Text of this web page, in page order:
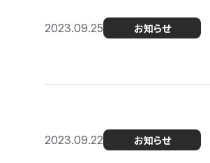
2023.09.25 お知らせ
2023.09.22 お知らせ